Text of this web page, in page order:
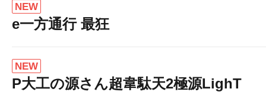
NEW
e一方通行 最狂
NEW
P大工の源さん超韋駄天2極源LighT